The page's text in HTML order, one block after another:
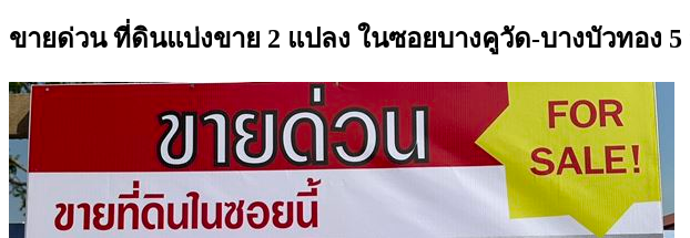
ขายด่วน ที่ดินแบ่งขาย 2 แปลง ในซอยบางคูวัด-บางบัวทอง 5